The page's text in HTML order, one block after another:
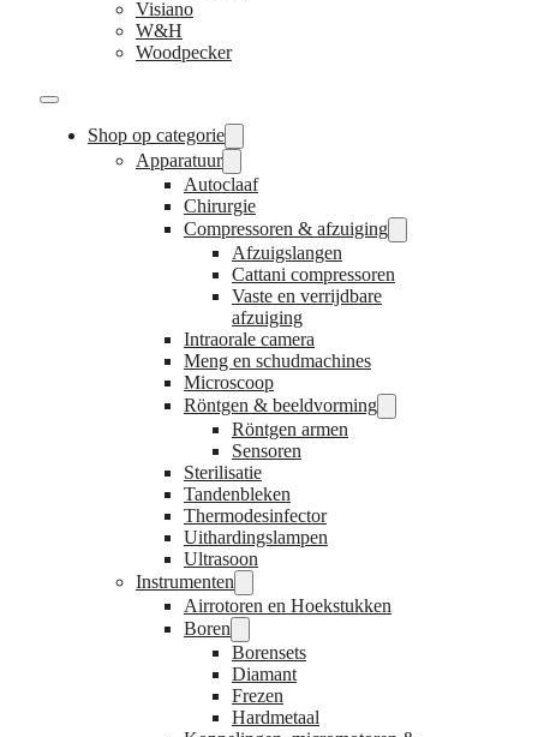
Visiano
W&H
Woodpecker
Shop op categorie
Apparatuur
Autoclaaf
Chirurgie
Compressoren & afzuiging
Afzuigslangen
Cattani compressoren
Vaste en verrijdbare
afzuiging
Intraorale camera
Meng en schudmachines
Microscoop
Röntgen & beeldvorming
Röntgen armen
Sensoren
Sterilisatie
Tandenbleken
Thermodesinfector
Uithardingslampen
Ultrasoon
Instrumenten
Airrotoren en Hoekstukken
Boren
Borensets
Diamant
Frezen
Hardmetaal